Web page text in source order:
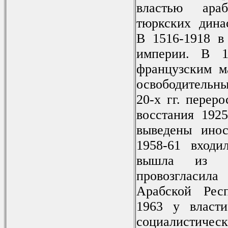
властью
тюркских
В 1516-1918 в
империи. В
французским
20-х гг.
восстания
выведены
1958-61
вышла из
Арабской
1963 у